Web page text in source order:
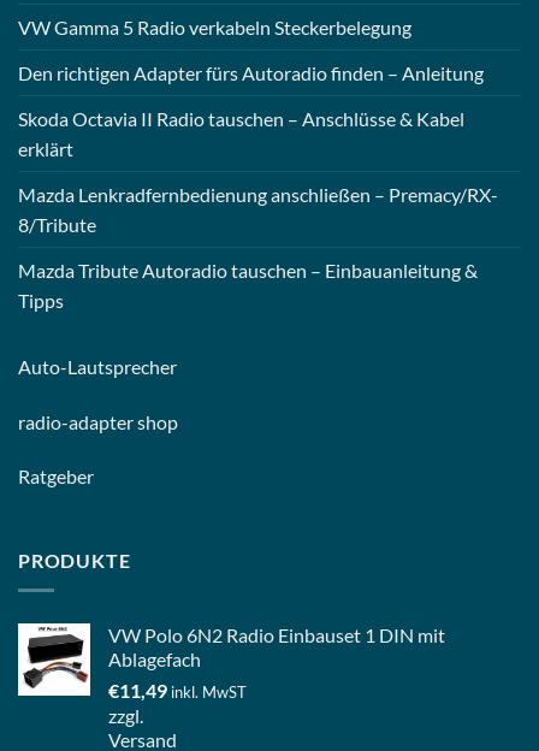
VW Gamma 5 Radio verkabeln Steckerbelegung
Den richtigen Adapter fürs Autoradio finden – Anleitung
Skoda Octavia II Radio tauschen – Anschlüsse & Kabel
erklärt
Mazda Lenkradfernbedienung anschließen – Premacy/RX-
8/Tribute
Mazda Tribute Autoradio tauschen – Einbauanleitung &
Tipps
Auto-Lautsprecher
radio-adapter shop
Ratgeber
PRODUKTE
VW Polo 6N2 Radio Einbauset 1 DIN mit
Ablagefach
€11,49 inkl. MwST
zzgl.
Versand